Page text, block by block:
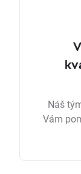
Náš
Vám